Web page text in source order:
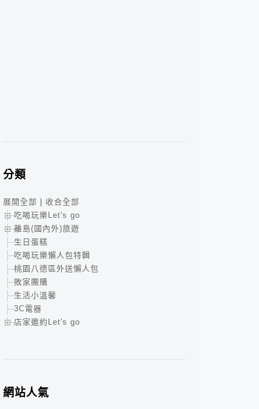
分類
展開全部
收合全部
吃喝玩樂Let's go
離島(國內外)旅遊
生日蛋糕
吃喝玩樂懶人包特輯
桃園八德區外送懶人包
敗家團購
生活小溫馨
3C電器
店家邀約Let's go
網站人氣